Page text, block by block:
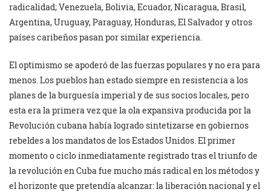
radicalidad; Venezuela, Bolivia, Ecuador, Nicaragua, Brasil,
Argentina, Uruguay, Paraguay, Honduras, El Salvador y otros
países caribeños pasan por similar experiencia.
El optimismo se apoderó de las fuerzas populares y no era para
menos. Los pueblos han estado siempre en resistencia a los
planes de la burguesía imperial y de sus socios locales, pero
esta era la primera vez que la ola expansiva producida por la
Revolución cubana había logrado sintetizarse en gobiernos
rebeldes a los mandatos de los Estados Unidos. El primer
momento o ciclo inmediatamente registrado tras el triunfo de
la revolución en Cuba fue mucho más radical en los métodos y
el horizonte que pretendía alcanzar: la liberación nacional y el